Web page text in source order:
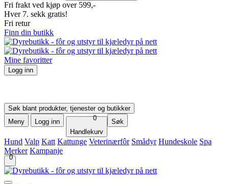
Fri frakt ved kjøp over 599,-
Hver 7. sekk gratis!
Fri retur
Finn din butikk
Mine favoritter
Logg inn
Søk blant produkter, tjenester og butikker
Meny
Logg inn
0
Handlekurv
Søk
Hund Valp Katt Kattunge Veterinærfôr Smådyr Hundeskole Spa
Merker Kampanje
0